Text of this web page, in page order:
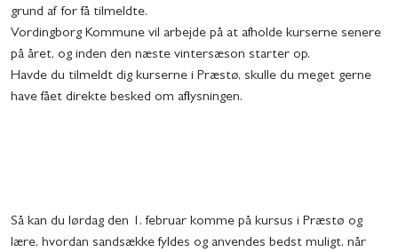
grund af for få tilmeldte.
Vordingborg Kommune vil arbejde på at afholde kurserne senere
på året, og inden den næste vintersæson starter op.
Havde du tilmeldt dig kurserne i Præstø, skulle du meget gerne
have fået direkte besked om aflysningen.
Så kan du lørdag den 1. februar komme på kursus i Præstø og
lære, hvordan sandsække fyldes og anvendes bedst muligt, når